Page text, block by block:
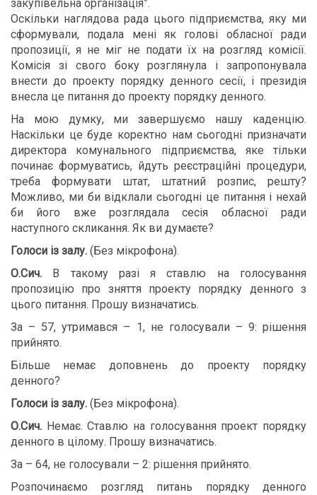
закупівельна організація”.
Оскільки наглядова рада цього підприємства, яку ми
сформували, подала мені як голові обласної ради
пропозиції, я не міг не подати їх на розгляд комісії.
Комісія зі свого боку розглянула і запропонувала
внести до проекту порядку денного сесії, і президія
внесла це питання до проекту порядку денного.
На мою думку, ми завершуємо нашу каденцію.
Наскільки це буде коректно нам сьогодні призначати
директора комунального підприємства, яке тільки
починає формуватись, йдуть реєстраційні процедури,
треба формувати штат, штатний розпис, решту?
Можливо, ми би відклали сьогодні це питання і нехай
би його вже розглядала сесія обласної ради
наступного скликання. Як ви думаєте?
Голоси із залу. (Без мікрофона).
О.Сич. В такому разі я ставлю на голосування
пропозицію про зняття проекту порядку денного з
цього питання. Прошу визначатись.
За – 57, утримався – 1, не голосували – 9: рішення
прийнято.
Більше немає доповнень до проекту порядку
денного?
Голоси із залу. (Без мікрофона).
О.Сич. Немає. Ставлю на голосування проект порядку
денного в цілому. Прошу визначатись.
За – 64, не голосували – 2: рішення прийнято.
Розпочинаємо розгляд питань порядку денного